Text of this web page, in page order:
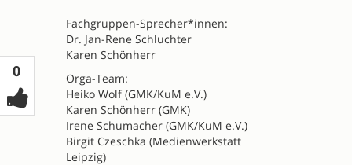
0Votes
Fachgruppen-Sprecher*innen:
Dr. Jan-Rene Schluchter
Karen Schönherr
Orga-Team:
Heiko Wolf (GMK/KuM e.V.)
Karen Schönherr (GMK)
Irene Schumacher (GMK/KuM e.V.)
Birgit Czeschka (Medienwerkstatt
Leipzig)